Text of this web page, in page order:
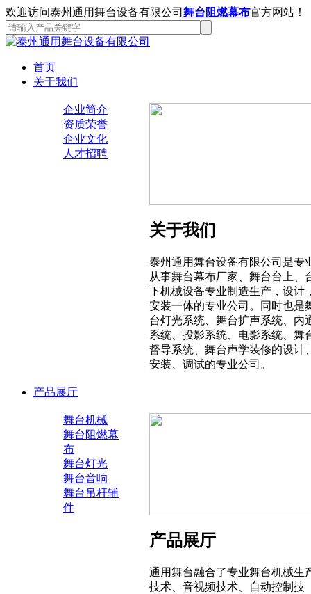
欢迎访问泰州通用舞台设备有限公司 舞台阻燃幕布官方网站！
首页
关于我们
企业简介
资质荣誉
企业文化
人才招聘
关于我们
泰州通用舞台设备有限公司是专
从事舞台幕布厂家、舞台台上、
下机械设备专业制造生产，设计，
安装一体的专业公司。同时也是
台灯光系统、舞台扩声系统、内
系统、投影系统、电影系统、舞
督导系统、舞台声学装修的设计、
安装、调试的专业公司。
产品展厅
舞台机械
舞台阻燃幕
布
舞台灯光
舞台音响
舞台吊杆辅
件
产品展厅
通用舞台融合了专业舞台机械生
技术、音视频技术、自动控制技